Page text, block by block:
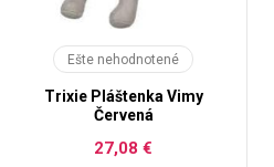
Ešte nehodnotené
Trixie Pláštenka Vimy
Červená
27,08 €